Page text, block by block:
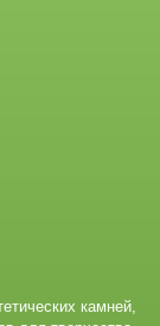
камней,